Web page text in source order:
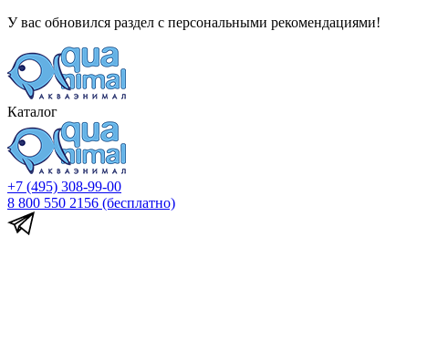
У вас обновился раздел с персональными рекомендациями!
Каталог
+7 (495) 308-99-00
8 800 550 2156 (бесплатно)